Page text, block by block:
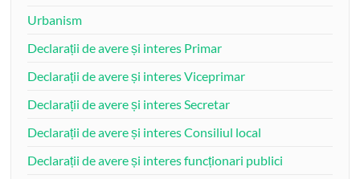
Urbanism
Declarații de avere și interes Primar
Declarații de avere și interes Viceprimar
Declarații de avere și interes Secretar
Declarații de avere și interes Consiliul local
Declarații de avere și interes funcționari publici